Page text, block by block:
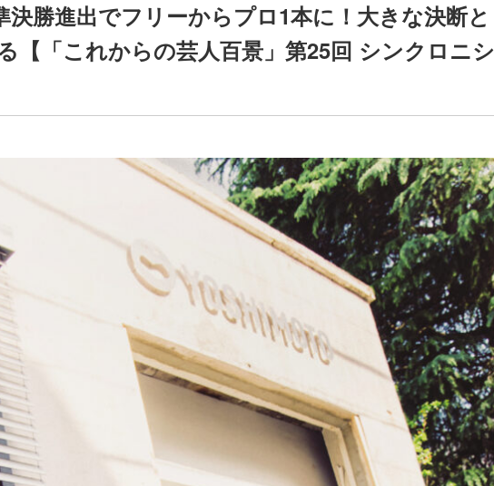
決勝進出でフリーからプロ1本に！大きな決断と
【「これからの芸人百景」第25回 シンクロニシ